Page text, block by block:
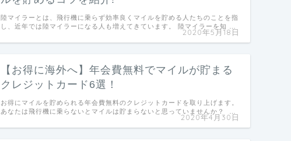
2020年5月18日
陸マイラーとは、飛行機に乗らず効率良くマイルを貯める人たちのことを指
し、近年では陸マイラーになる人も増えてきています。 陸マイラーを知 …
【お得に海外へ】年会費無料でマイルが貯まる
クレジットカード6選！
2020年4月30日
お得にマイルを貯められる年会費無料のクレジットカードを取り上げます。
あなたは飛行機に乗らないとマイルは貯まらないと思っていませんか？ …